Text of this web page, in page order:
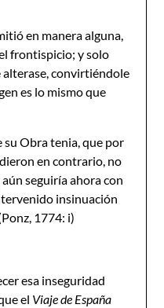
en manera alguna,
frontispicio; y solo
alterase, convirtiéndole
es lo mismo que
su Obra tenia, que por
en contrario, no
seguiría ahora con
insinuación
1774: i)
esa inseguridad
el Viaje de España